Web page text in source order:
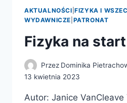
AKTUALNOŚCI |FIZYKA I
WYDAWNICZE PATRONAT
Fizyka na start
Przez Dominika
13 kwietnia 2023
Autor: Janice VanCleave